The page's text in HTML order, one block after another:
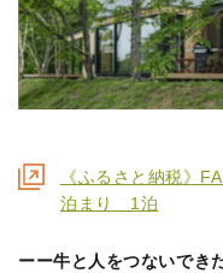
《ふるさと納税
泊まり 1泊
ーー牛と人をつないでき